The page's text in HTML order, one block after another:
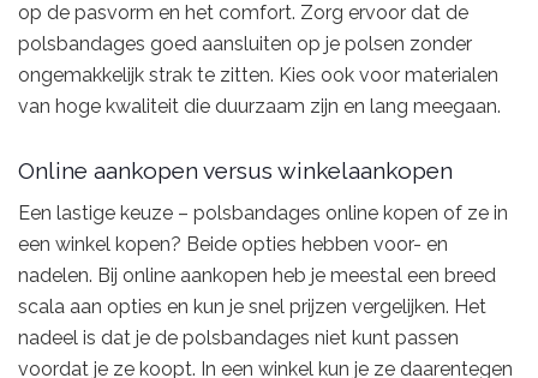
op de pasvorm en het comfort. Zorg ervoor dat de
polsbandages goed aansluiten op je polsen zonder
ongemakkelijk strak te zitten. Kies ook voor materialen
van hoge kwaliteit die duurzaam zijn en lang meegaan.
Online aankopen versus winkelaankopen
Een lastige keuze – polsbandages online kopen of ze in
een winkel kopen? Beide opties hebben voor- en
nadelen. Bij online aankopen heb je meestal een breed
scala aan opties en kun je snel prijzen vergelijken. Het
nadeel is dat je de polsbandages niet kunt passen
voordat je ze koopt. In een winkel kun je ze daarentegen